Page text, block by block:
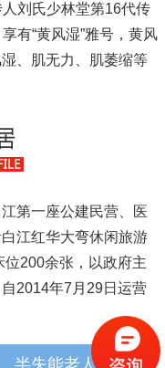
人刘氏少林堂第16代传
享有“黄风湿”雅号，黄风
、肌无力、肌萎缩等
第一座公建民营、医
江红华大弯休闲旅游
200余张，以政府主
2014年7月29日运营
半失能老人